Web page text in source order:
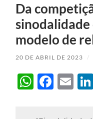
Da
sinodalidade
modelo de
20 DE ABRIL DE 2023 /